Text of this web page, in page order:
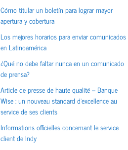
Cómo titular un boletín para lograr mayor
apertura y cobertura
Los mejores horarios para enviar comunicados
en Latinoamérica
¿Qué no debe faltar nunca en un comunicado
de prensa?
Article de presse de haute qualité – Banque
Wise : un nouveau standard d’excellence au
service de ses clients
Informations officielles concernant le service
client de Indy